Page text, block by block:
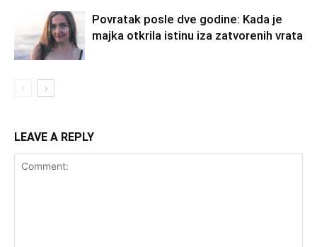
Povratak posle dve godine: Kada je
majka otkrila istinu iza zatvorenih vrata
LEAVE A REPLY